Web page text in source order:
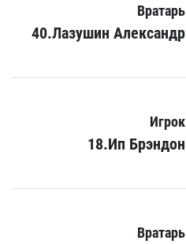
Вратарь
40.Лазушин Александр
Игрок
18.Ип Брэндон
Вратарь